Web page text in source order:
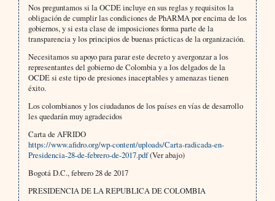
Nos preguntamos si la OCDE incluye en sus reglas y requisitos la
obligación de cumplir las condiciones de PhARMA por encima de los
gobiernos, y si esta clase de imposiciones forma parte de la
transparencia y los principios de buenas prácticas de la organización.
Necesitamos su apoyo para parar este decreto y avergonzar a los
representantes del gobierno de Colombia y a los delgados de la
OCDE si este tipo de presiones inaceptables y amenazas tienen
éxito.
Los colombianos y los ciudadanos de los países en vías de desarrollo
les quedarán muy agradecidos
Carta de AFRIDO
https://www.afidro.org/wp-content/uploads/Carta-radicada-en-
Presidencia-28-de-febrero-de-2017.pdf(Ver abajo)
Bogotá D.C., febrero 28 de 2017
PRESIDENCIA DE LA REPUBLICA DE COLOMBIA